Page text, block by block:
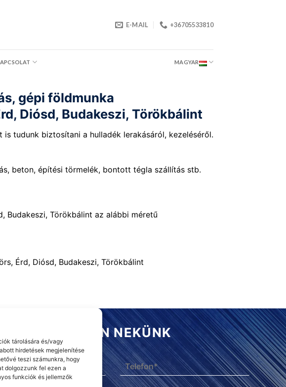
tárolására és/vagy
hirdetések megjelenítése
teszi számunkra, hogy
dolgozzunk fel ezen a
funkciók és jellemzők
E-MAIL +36705533810
MAGYAR
gépi földmunka
Diósd, Budakeszi, Törökbálint
tudunk biztosítani a hulladék lerakásáról, kezeléséről.
beton, építési törmelék, bontott tégla szállítás stb.
Budakeszi, Törökbálint az alábbi méretű
Érd, Diósd, Budakeszi, Törökbálint
ÍRJON NEKÜNK